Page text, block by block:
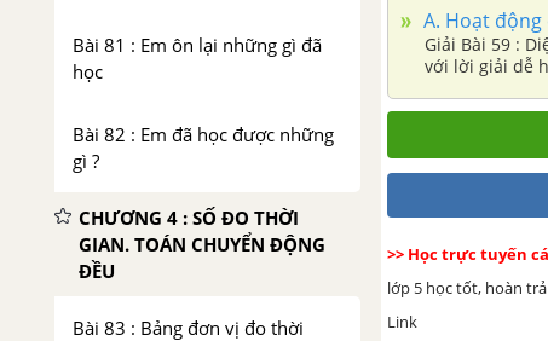
Bài 81 : Em ôn lại những gì đã
học
Bài 82 : Em đã học được những
gì ?
CHƯƠNG 4 : SỐ ĐO THỜI
GIAN. TOÁN CHUYỂN ĐỘNG
ĐỀU
Bài 83 : Bảng đơn vị đo thời
A. Hoạt
Giải Bài 59 :
với lời giải dễ
>> Học trực tuyến
lớp 5 học tốt, hoàn
Link